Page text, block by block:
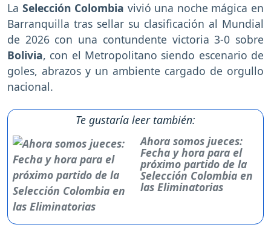
La Selección Colombia vivió una noche mágica en
Barranquilla tras sellar su clasificación al Mundial
de 2026 con una contundente victoria 3-0 sobre
Bolivia, con el Metropolitano siendo escenario de
goles, abrazos y un ambiente cargado de orgullo
nacional.
Te gustaría leer también:
Ahora somos jueces:
Fecha y hora para el
próximo partido de la
Selección Colombia en
las Eliminatorias